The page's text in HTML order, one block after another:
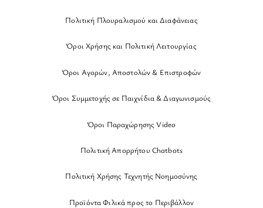
Πολιτική Πλουραλισμού και Διαφάνειας
Όροι Χρήσης και Πολιτική Λειτουργίας
Όροι Αγορών, Αποστολών & Επιστροφών
Όροι Συμμετοχής σε Παιχνίδια & Διαγωνισμούς
Όροι Παραχώρησης Video
Πολιτική Απορρήτου Chatbots
Πολιτική Χρήσης Τεχνητής Νοημοσύνης
Προϊόντα Φιλικά προς το Περιβάλλον